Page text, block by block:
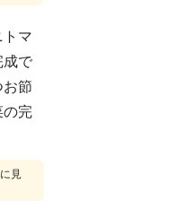
マ
成で
節
完
見